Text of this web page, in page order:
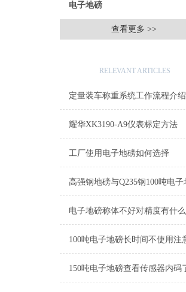
电子地磅
查看更多 >>
RELEVANT ARTICLES
定量装车称重系统工作流程介绍
耀华XK3190-A9仪表标定方法
工厂使用电子地磅如何选择